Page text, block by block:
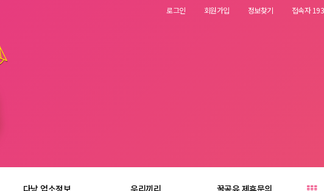
로그인 회원가입 정보찾기 접속자 193
다낭 업소정보 우리끼리 꿀공유 제휴문의